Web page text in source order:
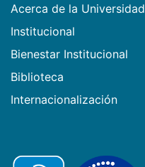
Acerca de la Universidad
Institucional
Bienestar Institucional
Biblioteca
Internacionalización